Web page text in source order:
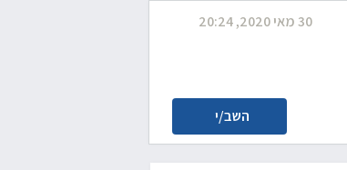
30 מאי 2020, 20:24
השב/י